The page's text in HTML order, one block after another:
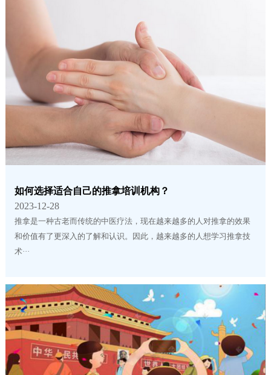
如何选择适合自己的推拿培训机构？
2023-12-28
推拿是一种古老而传统的中医疗法，现在越来越多的人对推拿的效果
和价值有了更深入的了解和认识。因此，越来越多的人想学习推拿技
术···